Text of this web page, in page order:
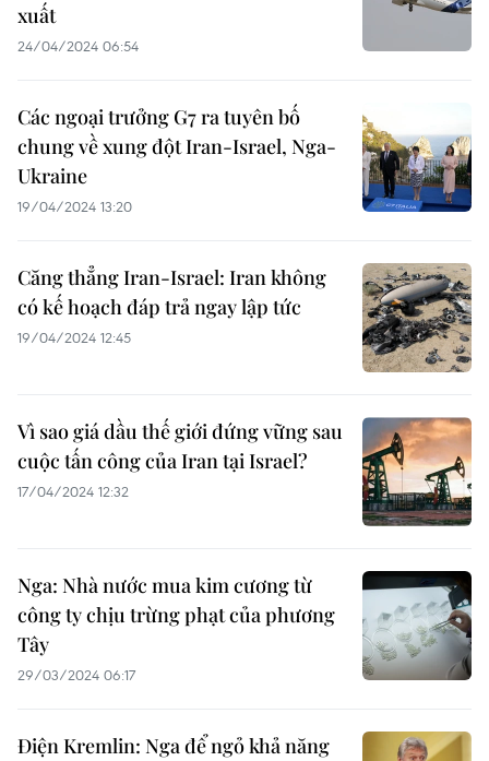
xuất
24/04/2024 06:54
Các ngoại trưởng G7 ra tuyên bố
chung về xung đột Iran-Israel, Nga-
Ukraine
19/04/2024 13:20
Căng thẳng Iran-Israel: Iran không
có kế hoạch đáp trả ngay lập tức
19/04/2024 12:45
Vì sao giá dầu thế giới đứng vững sau
cuộc tấn công của Iran tại Israel?
17/04/2024 12:32
Nga: Nhà nước mua kim cương từ
công ty chịu trừng phạt của phương
Tây
29/03/2024 06:17
Điện Kremlin: Nga để ngỏ khả năng